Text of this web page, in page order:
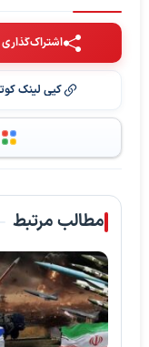
اشتراک‌گذاری
کپی لینک
مطالب مرتبط